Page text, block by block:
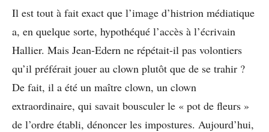
Il est tout à fait exact que l’image d’histrion médiatique
a, en quelque sorte, hypothéqué l’accès à l’écrivain
Hallier. Mais Jean-Edern ne répétait-il pas volontiers
qu’il préférait jouer au clown plutôt que de se trahir ?
De fait, il a été un maître clown, un clown
extraordinaire, qui savait bousculer le « pot de fleurs »
de l’ordre établi, dénoncer les impostures. Aujourd’hui,